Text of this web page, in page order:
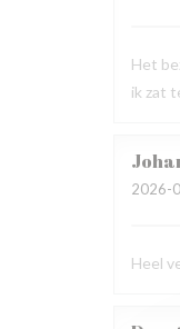
Het
ik zat
2026-
Heel